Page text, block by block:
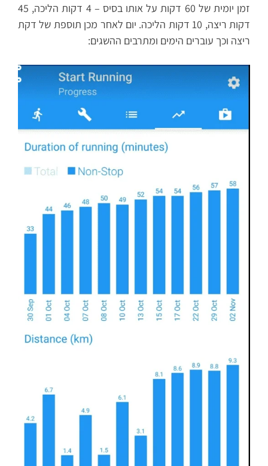
זמן יומית של 60 דקות על אותו בסיס – 4 דקות הליכה, 45
דקות ריצה, 10 דקות הליכה. יום לאחר מכן תוספת של דקת
ריצה וכך עוברים הימים ומתרבים ההשגים: